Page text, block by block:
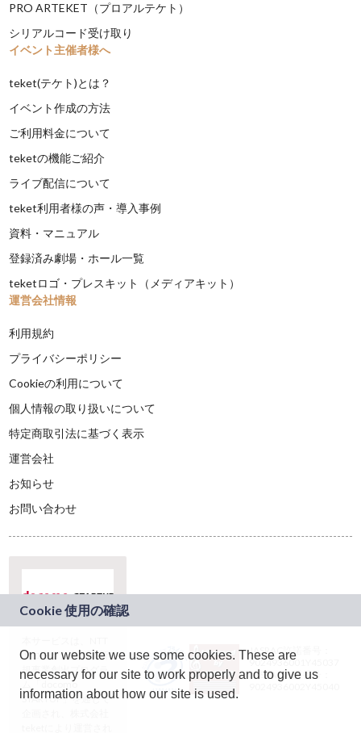
PRO ARTEKET（プロアルテケト）
シリアルコード受け取り
イベント主催者様へ
teket(テケト)とは？
イベント作成の方法
ご利用料金について
teketの機能ご紹介
ライブ配信について
teket利用者様の声・導入事例
資料・マニュアル
登録済み劇場・ホール一覧
teketロゴ・プレスキット（メディアキット）
運営会社情報
利用規約
プライバシーポリシー
Cookieの利用について
個人情報の取り扱いについて
特定商取引法に基づく表示
運営会社
お知らせ
お問い合わせ
ドコモグループの新
規事業創出プログラ
ム「docomo
STARTUP」を通じて
JASRAC許諾番号：
9024936001Y45037
JASRAC許諾番号：
On our website we use some cookies. These are
necessary for our site to work properly and to give us
information about how our site is used.